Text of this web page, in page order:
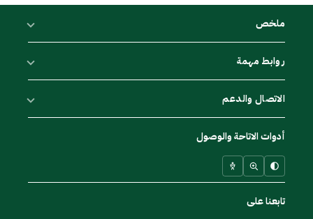
ملخص
روابط مهمة
الاتصال والدعم
أدوات الاتاحة والوصول
تابعنا على